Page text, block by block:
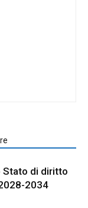
Stato di diritto
2034